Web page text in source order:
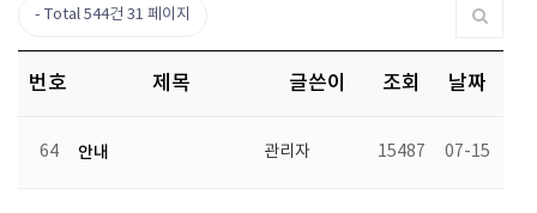
Total 544건 31 페이지
번호 제목 글쓴이 조회 날짜
64 안내 관리자 15487 07-15